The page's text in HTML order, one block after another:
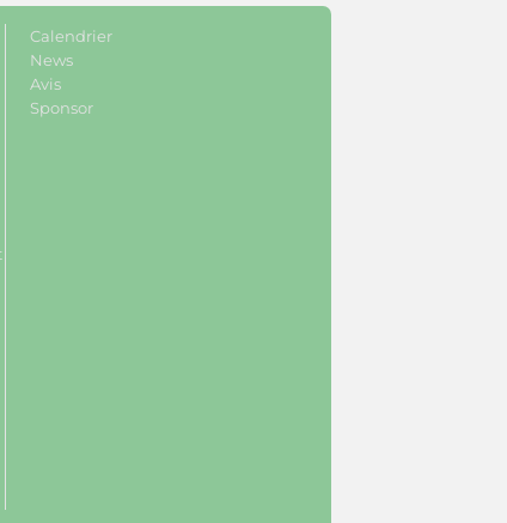
Calendrier
News
Avis
Sponsor